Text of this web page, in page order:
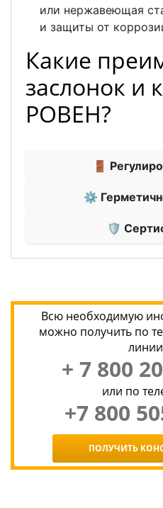
или нержавеющая
и защиты от
Какие
заслонок и
РОВЕН?
🚪
⚙
🛡
Всю необходимую
можно получить по
+ 7 800
или по
+7 800
ПОЛУЧИТЬ